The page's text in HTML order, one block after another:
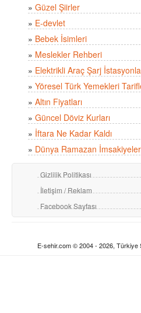
» Güzel Şiirler
» E-devlet
» Bebek İsimleri
» Meslekler Rehberi
» Elektrikli Araç Şarj
» Yöresel Türk Yemekleri
» Altın Fiyatları
» Güncel Döviz Kurları
» İftara Ne Kadar Kaldı
» Dünya Ramazan
Gizlilik Politikası
İletişim / Reklam
Facebook Sayfası
E-sehir.com © 2004 - 2026, Türkiye